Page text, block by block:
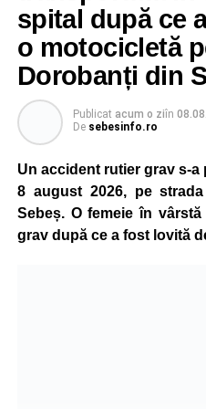
„Pentru noi, fiecare
reprezentanții ISU Alba.
Adaugă-ne
Urmărește-
Ultimele știri din
spital după ce
o motocicletă
Dorobanți din
Publicat acum o ziîn
De sebesinfo.ro
Un accident rutier grav s-
8 august 2026, pe
Sebeș. O femeie în
grav după ce a fost lovită